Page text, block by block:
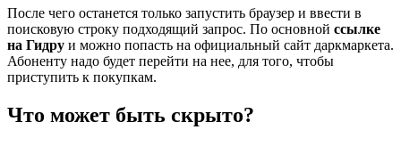
После чего останется только запустить браузер и ввести в
поисковую строку подходящий запрос. По основной ссылке
на Гидру и можно попасть на официальный сайт даркмаркета.
Абоненту надо будет перейти на нее, для того, чтобы
приступить к покупкам.
Что может быть скрыто?